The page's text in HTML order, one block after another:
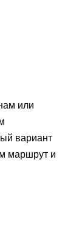
или
вариант
маршрут и